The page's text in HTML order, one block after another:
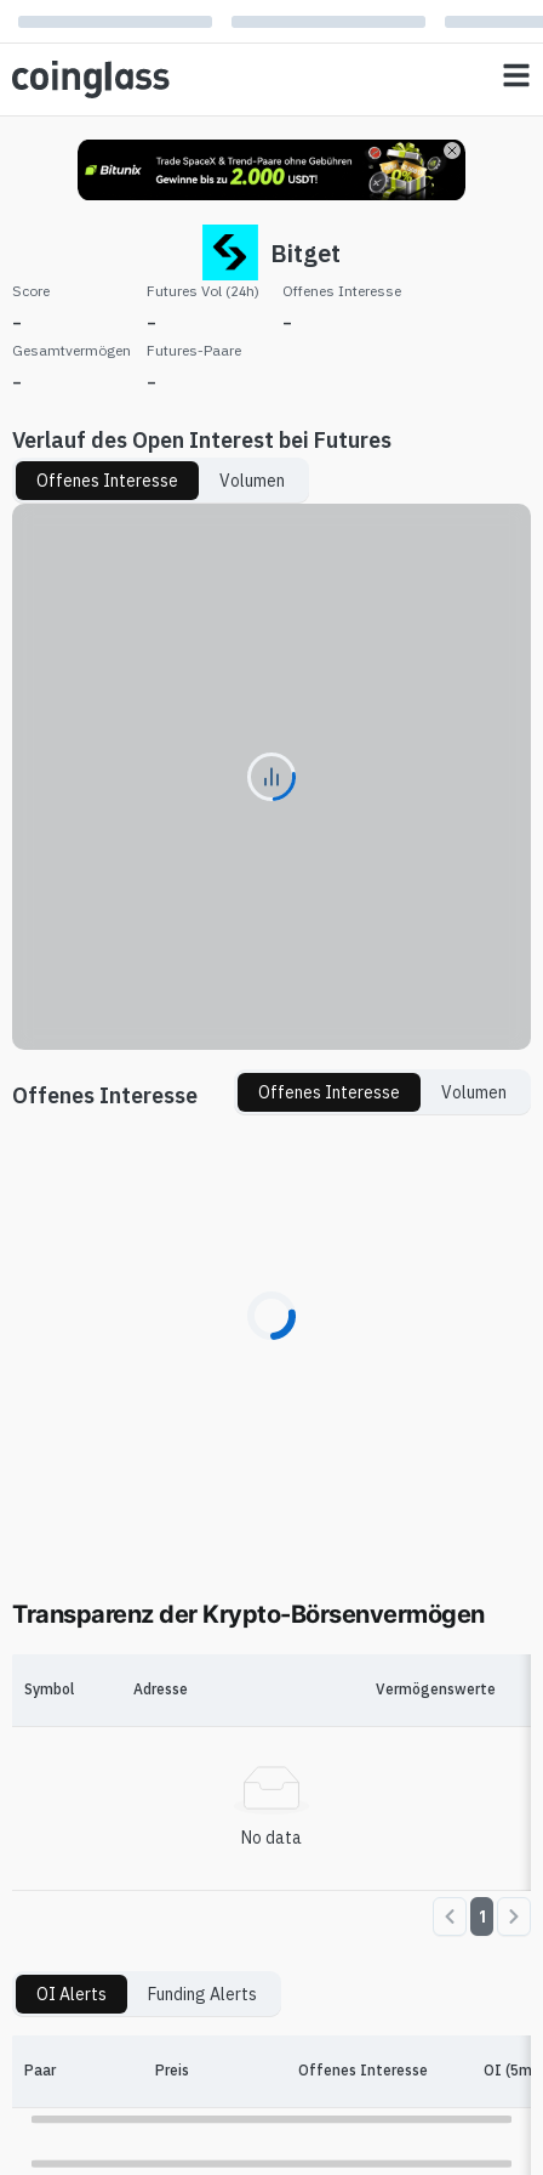
Bitget
Score
-
Futures Vol (24h)
-
Offenes Interesse
-
Gesamtvermögen
-
Futures-Paare
-
Verlauf des Open Interest bei Futures
Offenes Interesse Volumen
Offenes Interesse Offenes Interesse Volumen
Transparenz der Krypto-Börsenvermögen
Symbol Adresse Vermögenswerte
No data
1
OI Alerts Funding Alerts
Paar Preis Offenes Interesse OI